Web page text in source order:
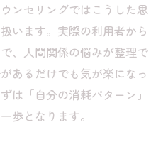
ンセリングではこうした思
います。実際の利用者から
、人間関係の悩みが整理で
あるだけでも気が楽になっ
は「自分の消耗パターン」
歩となります。